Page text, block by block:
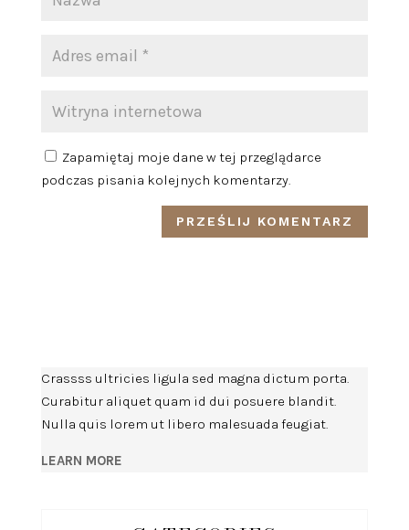
Zapamiętaj moje dane w tej przeglądarce
podczas pisania kolejnych komentarzy.
Crassss ultricies ligula sed magna dictum porta.
Curabitur aliquet quam id dui posuere blandit.
Nulla quis lorem ut libero malesuada feugiat.
LEARN MORE